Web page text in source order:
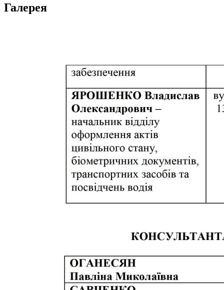
Галерея